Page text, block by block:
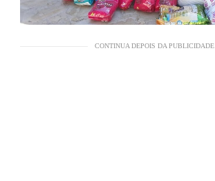
CONTINUA DEPOIS DA PUBLICIDADE